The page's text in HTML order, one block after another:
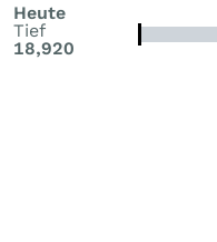
Heute
Tief
18,920